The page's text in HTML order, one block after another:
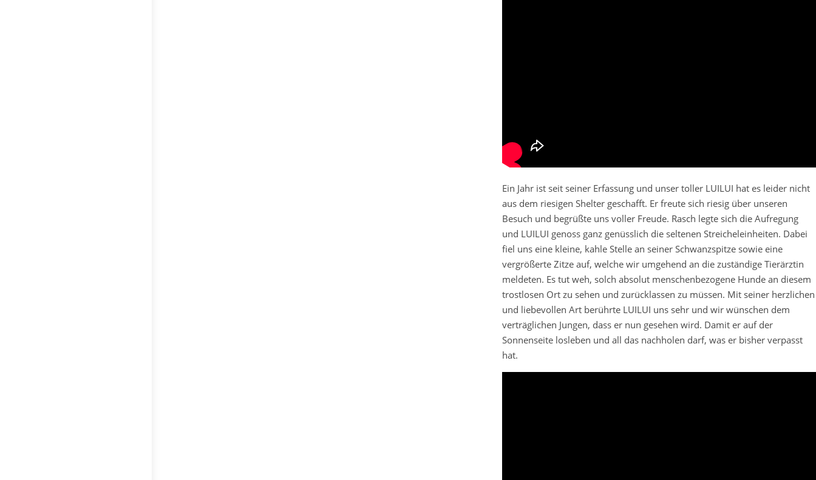
Ein Jahr ist seit seiner Erfassung und unser toller LUILUI hat es leider nicht
aus dem riesigen Shelter geschafft. Er freute sich riesig über unseren
Besuch und begrüßte uns voller Freude. Rasch legte sich die Aufregung
und LUILUI genoss ganz genüsslich die seltenen Streicheleinheiten. Dabei
fiel uns eine kleine, kahle Stelle an seiner Schwanzspitze sowie eine
vergrößerte Zitze auf, welche wir umgehend an die zuständige Tierärztin
meldeten. Es tut weh, solch absolut menschenbezogene Hunde an diesem
trostlosen Ort zu sehen und zurücklassen zu müssen. Mit seiner herzlichen
und liebevollen Art berührte LUILUI uns sehr und wir wünschen dem
verträglichen Jungen, dass er nun gesehen wird. Damit er auf der
Sonnenseite losleben und all das nachholen darf, was er bisher verpasst
hat.